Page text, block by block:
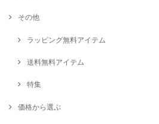
その他
ラッピング無料アイテム
送料無料アイテム
特集
価格から選ぶ